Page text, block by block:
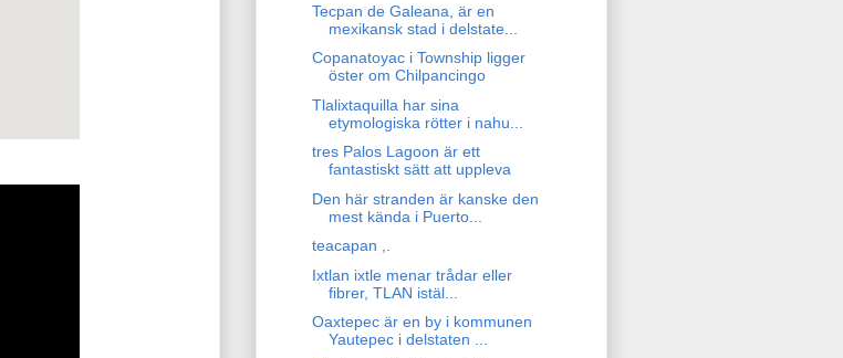
Tecpan de Galeana, är en
mexikansk stad i delstate...
Copanatoyac i Township ligger
öster om Chilpancingo
Tlalixtaquilla har sina
etymologiska rötter i nahu...
tres Palos Lagoon är ett
fantastiskt sätt att uppleva
Den här stranden är kanske den
mest kända i Puerto...
teacapan ,.
Ixtlan ixtle menar trådar eller
fibrer, TLAN istäl...
Oaxtepec är en by i kommunen
Yautepec i delstaten ...